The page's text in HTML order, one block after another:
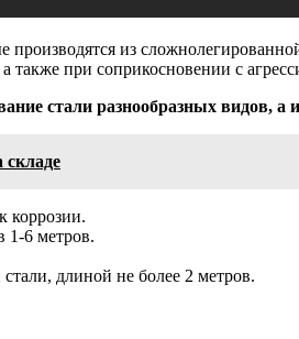
из
также при соприкосновении с
стали разнообразных видов, а
складе
коррозии.
1-6 метров.
длиной не более 2 метров.